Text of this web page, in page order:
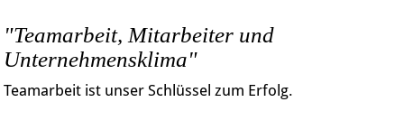
"Teamarbeit, Mitarbeiter und
Unternehmensklima"
Teamarbeit ist unser Schlüssel zum Erfolg.